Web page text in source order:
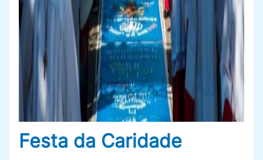
Festa da Caridade